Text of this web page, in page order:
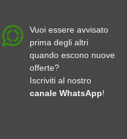
Vuoi essere avvisato
prima degli altri
quando escono nuove
offerte?
Iscriviti al nostro
canale WhatsApp!